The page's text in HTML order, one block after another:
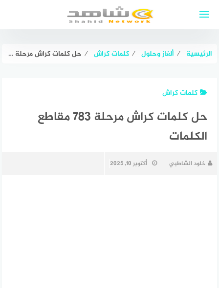
الرئيسية ⁄ ألغاز وحلول ⁄ كلمات كراش ⁄ حل كلمات كراش مرحلة ٧٨٣ مقاطع الكلمات
كلمات كراش
حل كلمات كراش مرحلة ٧٨٣ مقاطع
الكلمات
خلود الشاطبي أكتوبر 10, 2025